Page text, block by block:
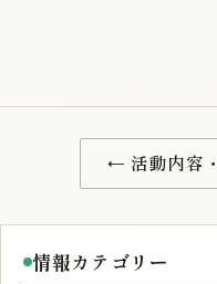
← 活動内容
情報カテゴリー